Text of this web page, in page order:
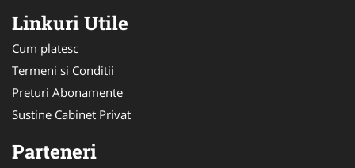
Linkuri Utile
Cum platesc
Termeni si Conditii
Preturi Abonamente
Sustine Cabinet Privat
Parteneri